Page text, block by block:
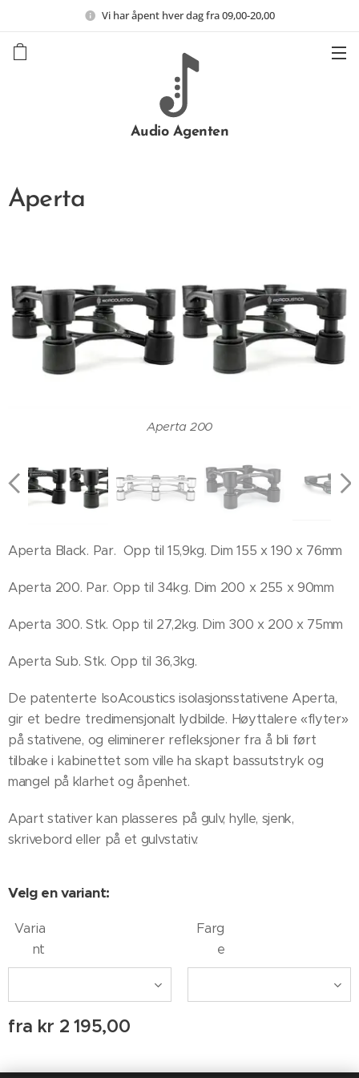
Vi har åpent hver dag fra 09,00-20,00
Audio Agenten
Aperta
Aperta 200
Aperta 300
Aperta Black
Aperta Sub
Aperta Black. Par. Opp til 15,9kg. Dim 155 x 190 x 76mm
Aperta 200. Par. Opp til 34kg. Dim 200 x 255 x 90mm
Aperta 300. Stk. Opp til 27,2kg. Dim 300 x 200 x 75mm
Aperta Sub. Stk. Opp til 36,3kg.
De patenterte IsoAcoustics isolasjonsstativene Aperta,
gir et bedre tredimensjonalt lydbilde. Høyttalere «flyter»
på stativene, og eliminerer refleksjoner fra å bli ført
tilbake i kabinettet som ville ha skapt bassutstryk og
mangel på klarhet og åpenhet.
Apart stativer kan plasseres på gulv, hylle, sjenk,
skrivebord eller på et gulvstativ.
Velg en variant:
Varia
nt
Farg
e
fra kr 2 195,00